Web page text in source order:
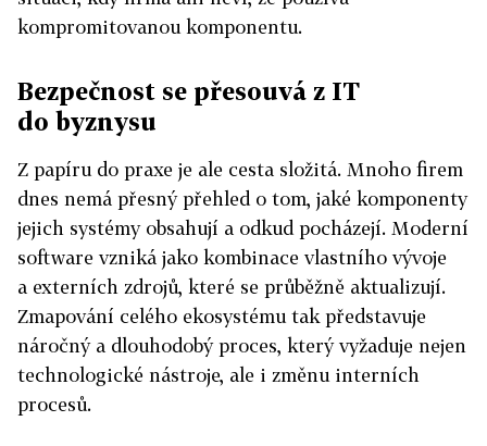
kompromitovanou komponentu.
Bezpečnost se přesouvá z IT
do byznysu
Z papíru do praxe je ale cesta složitá. Mnoho firem
dnes nemá přesný přehled o tom, jaké komponenty
jejich systémy obsahují a odkud pocházejí. Moderní
software vzniká jako kombinace vlastního vývoje
a externích zdrojů, které se průběžně aktualizují.
Zmapování celého ekosystému tak představuje
náročný a dlouhodobý proces, který vyžaduje nejen
technologické nástroje, ale i změnu interních
procesů.